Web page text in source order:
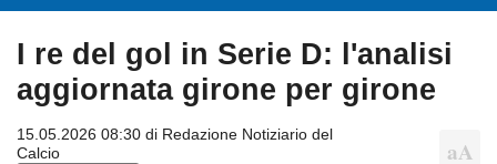
I re del gol in Serie D: l'analisi
aggiornata girone per girone
15.05.2026 08:30 di Redazione Notiziario del
Calcio